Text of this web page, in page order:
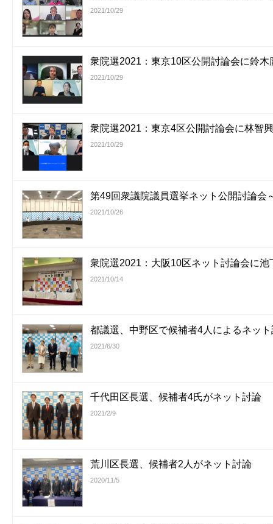
2021/10/29
衆院選2021：東京10区公開討論会に鈴
2021/10/29
衆院選2021：東京4区公開討論会に林智
2021/10/29
第49回衆議院議員選挙ネット公開討論会
2021/10/26
衆院選2021：大阪10区ネット討論会に
2021/10/14
都議選、中野区で候補者4人によるネッ
2021/6/30
千代田区長選、候補者4氏がネット討論
2021/2/9
荒川区長選、候補者2人がネット討論
2020/11/5